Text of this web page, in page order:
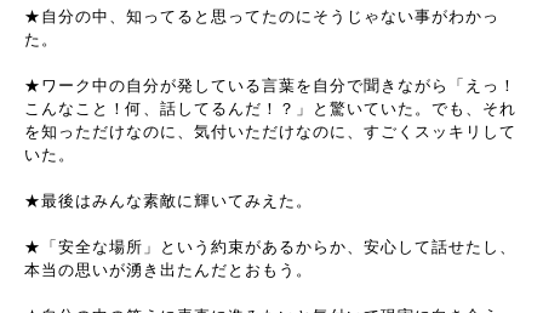
★自分の中、知ってると思ってたのにそうじゃない事がわかっ
た。
★ワーク中の自分が発している言葉を自分で聞きながら「えっ！
こんなこと！何、話してるんだ！？」と驚いていた。でも、それ
を知っただけなのに、気付いただけなのに、すごくスッキリして
いた。
★最後はみんな素敵に輝いてみえた。
★「安全な場所」という約束があるからか、安心して話せたし、
本当の思いが湧き出たんだとおもう。